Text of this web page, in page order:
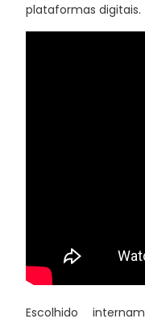
plataformas digitais.
Escolhido